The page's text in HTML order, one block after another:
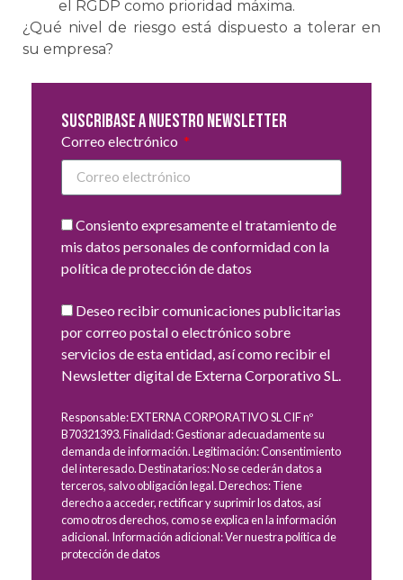
el RGDP como prioridad máxima.
¿Qué nivel de riesgo está dispuesto a tolerar en
su empresa?
Suscribase a nuestro newsletter
Correo electrónico
Consiento expresamente el tratamiento de
mis datos personales de conformidad con la
política de protección de datos
Deseo recibir comunicaciones publicitarias
por correo postal o electrónico sobre
servicios de esta entidad, así como recibir el
Newsletter digital de Externa Corporativo SL.
Responsable: EXTERNA CORPORATIVO SL CIF nº
B70321393. Finalidad: Gestionar adecuadamente su
demanda de información. Legitimación: Consentimiento
del interesado. Destinatarios: No se cederán datos a
terceros, salvo obligación legal. Derechos: Tiene
derecho a acceder, rectificar y suprimir los datos, así
como otros derechos, como se explica en la información
adicional. Información adicional: Ver nuestra política de
protección de datos